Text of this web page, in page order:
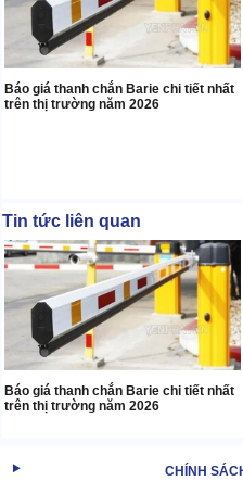
Báo giá thanh chắn Barie chi tiết nhất
trên thị trường năm 2026
Tin tức liên quan
Báo giá thanh chắn Barie chi tiết nhất
trên thị trường năm 2026
CHÍNH